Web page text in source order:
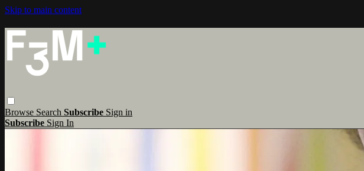
Skip to main content
Browse Search Subscribe Sign in
Subscribe Sign In